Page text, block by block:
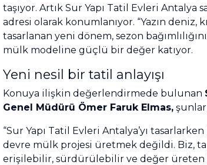
taşıyor. Artık Sur Yapı Tatil Evleri Antalya
adresi olarak konumlanıyor. “Yazın deniz,
tasarlanan yeni dönem, sezon
mülk modeline güçlü bir değer katıyor.
Yeni nesil bir tatil anlayışı
Konuya ilişkin değerlendirmede bulunan
Genel Müdürü Ömer Faruk Elmas,
“Sur Yapı Tatil Evleri Antalya’yı
devre mülk projesi üretmek değildi. Biz,
erişilebilir, sürdürülebilir ve değer üreten